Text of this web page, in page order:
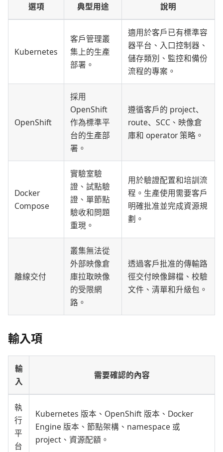
選項 典型用途 說明
Kubernetes
客戶管理叢
集上的生產
部署。
適用於客戶已有標準容
器平台、入口控制器、
儲存類別、監控和備份
流程的專案。
OpenShift
採用
OpenShift
作為標準平
台的生產部
署。
遵循客戶的 project、
route、SCC、映像倉
庫和 operator 策略。
Docker
Compose
實驗室驗
證、試點驗
證、單節點
驗收和問題
重現。
用於驗證配置和培訓流
程。生產使用需要客戶
明確批准並完成資源規
劃。
離線交付
叢集無法從
外部映像倉
庫拉取映像
的受限網
路。
透過客戶批准的傳輸路
徑交付映像歸檔、校驗
文件、清單和升級包。
輸入項
輸
入
需要確認的內容
執
行
平
台
Kubernetes 版本、OpenShift 版本、Docker
Engine 版本、節點架構、namespace 或
project、資源配額。